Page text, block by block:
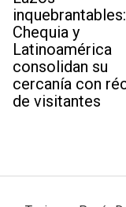
inquebrantables:
Chequia y
Latinoamérica
consolidan su
cercanía con
de visitantes